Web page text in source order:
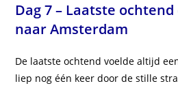
Dag 7 – Laatste
naar Amsterdam
De laatste ochtend voelde altijd
liep nog één keer door de stille